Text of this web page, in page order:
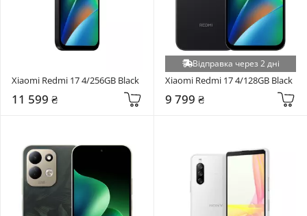
Xiaomi Redmi 17 4/256GB Black
11 599 ₴
Відправка через 2 дні
Xiaomi Redmi 17 4/128GB Black
9 799 ₴